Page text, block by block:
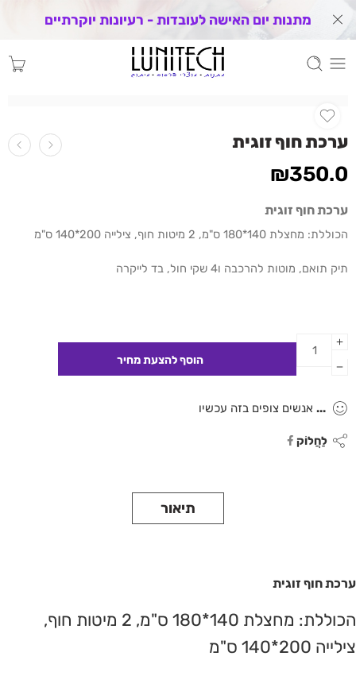
מתנות יום האישה לעובדות - רעיונות יוקרתיים
ערכת חוף זוגית
₪350.0
ערכת חוף זוגית
הכוללת: מחצלת 140*180 ס"מ, 2 מיטות חוף, צילייה 200*140 ס"מ
תיק תואם, מוטות להרכבה ו4 שקי חול, בד לייקרה
... אנשים צופים בזה עכשיו
לַחֲלוֹק
תיאור
ערכת חוף זוגית
הכוללת: מחצלת 140*180 ס"מ, 2 מיטות חוף,
צילייה 200*140 ס"מ